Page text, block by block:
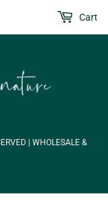
| WHOLESALE &
Cart